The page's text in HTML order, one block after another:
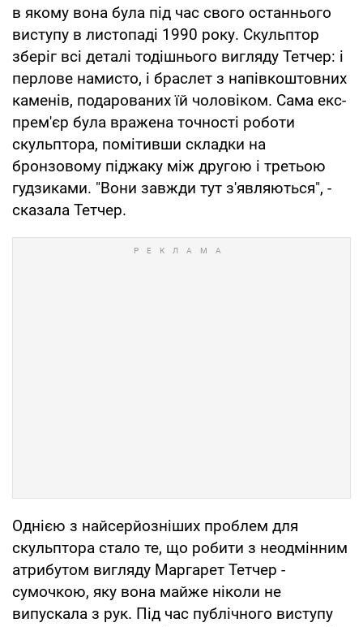
в якому вона була під час свого останнього
виступу в листопаді 1990 року. Скульптор
зберіг всі деталі тодішнього вигляду Тетчер: і
перлове намисто, і браслет з напівкоштовних
каменів, подарованих їй чоловіком. Сама екс-
прем'єр була вражена точності роботи
скульптора, помітивши складки на
бронзовому піджаку між другою і третьою
гудзиками. "Вони завжди тут з'являються", -
сказала Тетчер.
Однією з найсерйозніших проблем для
скульптора стало те, що робити з неодмінним
атрибутом вигляду Маргарет Тетчер -
сумочкою, яку вона майже ніколи не
випускала з рук. Під час публічного виступу